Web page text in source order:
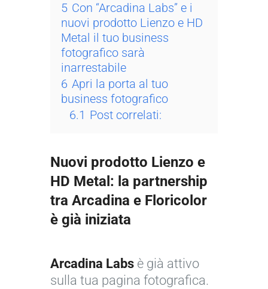
5 Con “Arcadina Labs” e i
nuovi prodotto Lienzo e HD
Metal il tuo business
fotografico sarà
inarrestabile
6 Apri la porta al tuo
business fotografico
6.1 Post correlati:
Nuovi prodotto Lienzo e
HD Metal: la partnership
tra Arcadina e Floricolor
è già iniziata
Arcadina Labs è già attivo
sulla tua pagina fotografica.